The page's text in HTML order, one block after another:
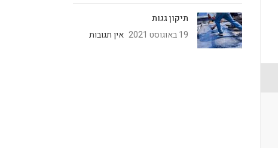
תיקון גגות
19 באוגוסט 2021
אין תגובות